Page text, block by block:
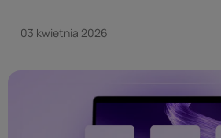
potwierdzić, że dwa nowe kanały
03 kwietnia 2026